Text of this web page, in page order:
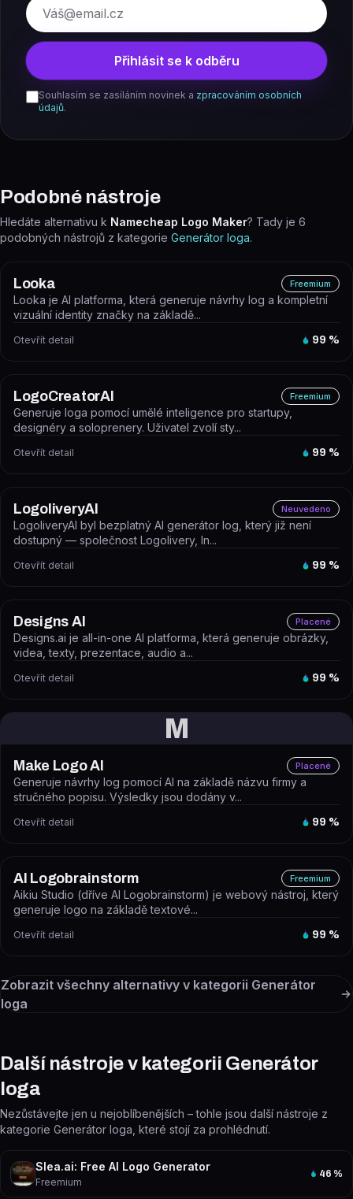
E-mail
Přihlásit se k odběru
Souhlasím se zasíláním novinek a zpracováním osobních
údajů.
Podobné nástroje
Hledáte alternativu k Namecheap Logo Maker? Tady je 6
podobných nástrojů z kategorie Generátor loga.
Looka Freemium
Looka je AI platforma, která generuje návrhy log a kompletní
vizuální identity značky na základě...
Otevřít detail 99 %
LogoCreatorAI Freemium
Generuje loga pomocí umělé inteligence pro startupy,
designéry a soloprenery. Uživatel zvolí sty...
Otevřít detail 99 %
LogoliveryAI Neuvedeno
LogoliveryAI byl bezplatný AI generátor log, který již není
dostupný — společnost Logolivery, In...
Otevřít detail 99 %
Designs AI Placené
Designs.ai je all-in-one AI platforma, která generuje obrázky,
videa, texty, prezentace, audio a...
Otevřít detail 99 %
M
Make Logo AI Placené
Generuje návrhy log pomocí AI na základě názvu firmy a
stručného popisu. Výsledky jsou dodány v...
Otevřít detail 99 %
AI Logobrainstorm Freemium
Aikiu Studio (dříve AI Logobrainstorm) je webový nástroj, který
generuje logo na základě textové...
Otevřít detail 99 %
Zobrazit všechny alternativy v kategorii Generátor
loga
Další nástroje v kategorii Generátor
loga
Nezůstávejte jen u nejoblíbenějších – tohle jsou další nástroje z
kategorie Generátor loga, které stojí za prohlédnutí.
Slea.ai: Free AI Logo Generator
Freemium
46 %